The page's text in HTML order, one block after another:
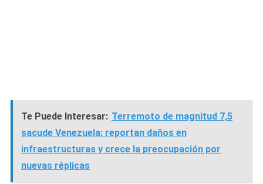
Te Puede Interesar: Terremoto de magnitud 7,5
sacude Venezuela: reportan daños en
infraestructuras y crece la preocupación por
nuevas réplicas